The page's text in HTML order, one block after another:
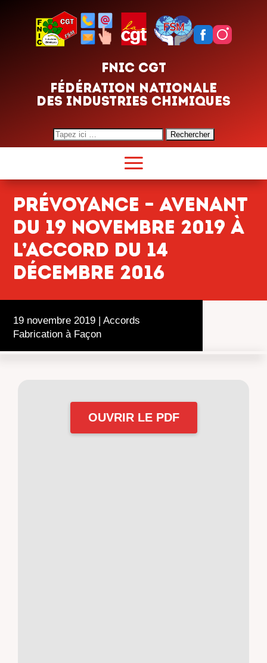
FNIC CGT
FÉDÉRATION NATIONALE
DES INDUSTRIES CHIMIQUES
Search
for:
Prévoyance – Avenant
du 19 novembre 2019 à
l’accord du 14
décembre 2016
19 novembre 2019 | Accords
Fabrication à Façon
OUVRIR LE PDF